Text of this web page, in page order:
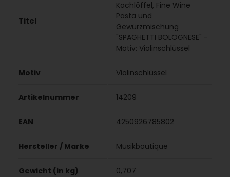
Titel
Kochlöffel, Fine Wine
Pasta und
Gewürzmischung
"SPAGHETTI BOLOGNESE" -
Motiv: Violinschlüssel
Motiv Violinschlüssel
Artikelnummer 14209
EAN 4250926785802
Hersteller / Marke Musikboutique
Gewicht (in kg) 0,707